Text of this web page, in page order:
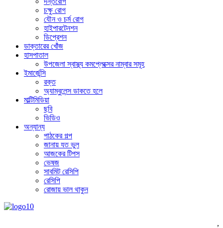
চক্ষু রোগ
যৌন ও চর্ম রোগ
হাইপারটেনশন
ডিপ্রেশন
ডাক্তারের খোঁজ
হাসপাতাল
উপজেলা স্বাস্থ্য কমপ্লেক্সের নাম্বার সমূহ
ইমার্জেন্সি
রক্ত
অ্যাম্বুলেন্স ডাকতে হলে
মাল্টিমিডিয়া
ছবি
ভিডিও
অন্যান্য
পাঠকের গল্প
জানায় যত ভুল
আজকের টিপস
ভেষজ
সাবমিট রেসিপি
রেসিপি
রোজায় ভাল থাকুন
,